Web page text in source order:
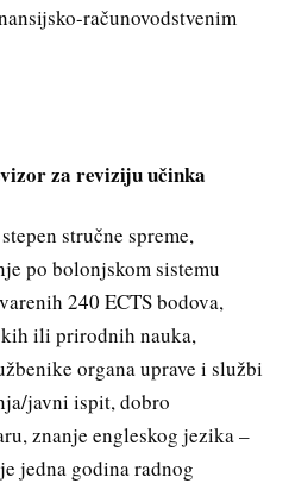
računovodstvenim
za reviziju učinka
stručne spreme,
po bolonjskom sistemu
240 ECTS bodova,
ili prirodnih nauka,
organa uprave i službi
javni ispit, dobro
znanje engleskog jezika –
jedna godina radnog